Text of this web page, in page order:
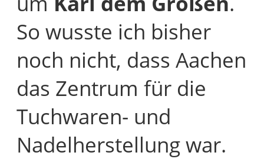
So wusste ich bisher
noch nicht, dass Aachen
das Zentrum für die
Tuchwaren- und
Nadelherstellung war.